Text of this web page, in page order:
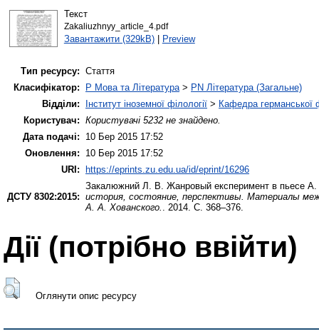
Текст
Zakaliuzhnyy_article_4.pdf
Завантажити (329kB)| Preview
Тип ресурсу: Стаття
Класифікатор:
P Мова та Література> PN Література (Загальне)
Відділи:
Інститут іноземної філології > Кафедра германської
Користувач: Користувачі 5232 не знайдено.
Дата подачі:
10 Бер 2015 17:52
Оновлення:
10 Бер 2015 17:52
URI:
https://eprints.zu.edu.ua/id/eprint/16296
ДСТУ 8302:2015:
Закалюжний Л. В. Жанровый експеримент в пьесе
история, состояние, перспективы. Материалы
А. А. Хованского. . 2014. С. 368–376.
Дії ​​(потрібно ввійти)
Оглянути опис ресурсу